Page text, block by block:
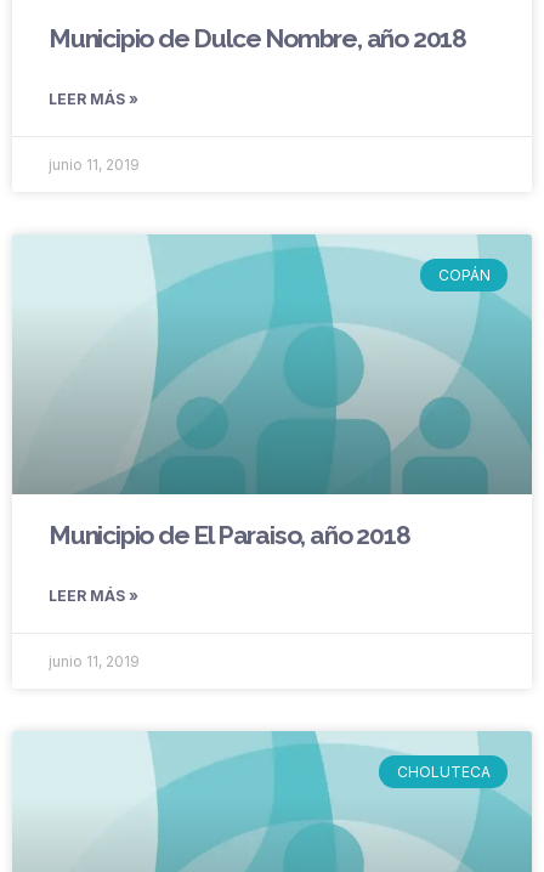
Municipio de Dulce Nombre, año 2018
LEER MÁS »
junio 11, 2019
COPÁN
Municipio de El Paraiso, año 2018
LEER MÁS »
junio 11, 2019
CHOLUTECA